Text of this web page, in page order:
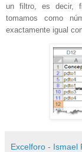
un filtro, es decir,
tomamos como
exactamente igual
Excelforo - Ismael